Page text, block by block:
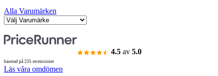
Alla Varumärken
4.5 av 5.0
baserad på 235 recensioner
Läs våra omdömen